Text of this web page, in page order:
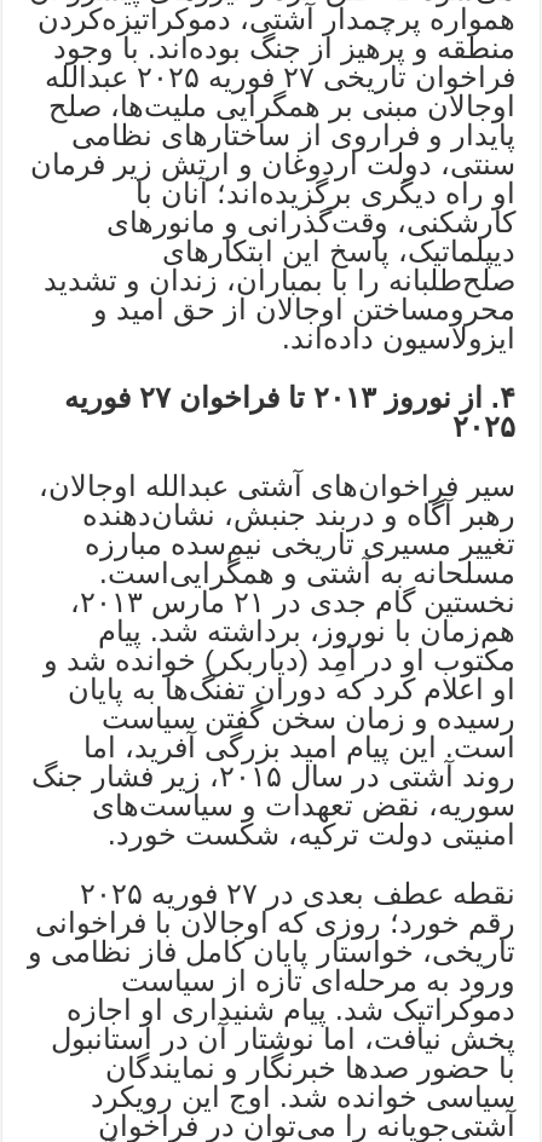
همواره پرچمدار آشتی، دموکراتیزه‌کردن
منطقه و پرهیز از جنگ بوده‌اند. با وجود
فراخوان تاریخی ۲۷ فوریه ۲۰۲۵ عبدالله
اوجالان مبنی بر همگرایی ملیت‌ها، صلح
پایدار و فراروی از ساختارهای نظامی
سنتی، دولت اردوغان و ارتش زیر فرمان
او راه دیگری برگزیده‌اند؛ آنان با
کارشکنی، وقت‌گذرانی و مانورهای
دیپلماتیک، پاسخ این ابتکارهای
صلح‌طلبانه را با بمباران، زندان و تشدید
محرومساختن اوجالان از حق امید و
ایزولاسیون داده‌اند.
۴. از نوروز ۲۰۱۳ تا فراخوان ۲۷ فوریه
۲۰۲۵
سیر فراخوان‌های آشتی عبدالله اوجالان،
رهبر آگاه و دربند جنبش، نشان‌دهنده
تغییر مسیری تاریخی نیم‌سده مبارزه
مسلحانه به آشتی و همگرایی‌است.
نخستین گام جدی در ۲۱ مارس ۲۰۱۳،
هم‌زمان با نوروز، برداشته شد. پیام
مکتوب او در آمِد (دیاربکر) خوانده شد و
او اعلام کرد که دوران تفنگ‌ها به پایان
رسیده و زمان سخن گفتن سیاست
است. این پیام امید بزرگی آفرید، اما
روند آشتی در سال ۲۰۱۵، زیر فشار جنگ
سوریه، نقض تعهدات و سیاست‌های
امنیتی دولت ترکیه، شکست خورد.
نقطه عطف بعدی در ۲۷ فوریه ۲۰۲۵
رقم خورد؛ روزی که اوجالان با فراخوانی
تاریخی، خواستار پایان کامل فاز نظامی و
ورود به مرحله‌ای تازه از سیاست
دموکراتیک شد. پیام شنیداری او اجازه
پخش نیافت، اما نوشتار آن در استانبول
با حضور صدها خبرنگار و نمایندگان
سیاسی خوانده شد. اوج این رویکرد
آشتی‌جویانه را می‌توان در فراخوان